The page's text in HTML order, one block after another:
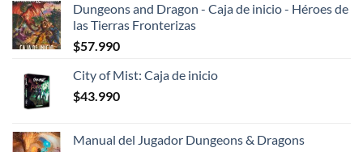
original
era:
actual
es:
Dungeons and Dragon - Caja de inicio - Héroes de
las Tierras Fronterizas
$57.990
City of Mist: Caja de inicio
$43.990
Manual del Jugador Dungeons & Dragons